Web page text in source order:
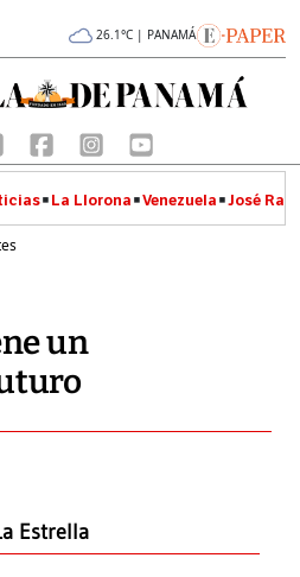
26.1°C | PANAMÁ
La Llorona Venezuela José
un
Estrella